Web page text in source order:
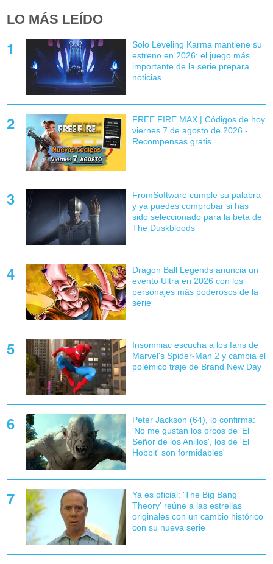
LO MÁS LEÍDO
Solo Leveling Karma mantiene su
estreno en 2026: el juego más
importante de la serie prepara
noticias
FREE FIRE MAX | Códigos de hoy
viernes 7 de agosto de 2026 -
Recompensas gratis
FromSoftware cumple su palabra
y ya puedes comprobar si has
sido seleccionado para la beta de
The Duskbloods
Dragon Ball Legends anuncia un
evento Ultra en 2026 con los
personajes más poderosos de la
serie
Insomniac escucha a los fans de
Marvel's Spider-Man 2 y cambia el
polémico traje de Brand New Day
Peter Jackson (64), lo confirma:
'No me gustan los orcos de 'El
Señor de los Anillos', los de 'El
Hobbit' son formidables'
Ya es oficial: 'The Big Bang
Theory' reúne a las estrellas
originales con un cambio histórico
con su nueva serie